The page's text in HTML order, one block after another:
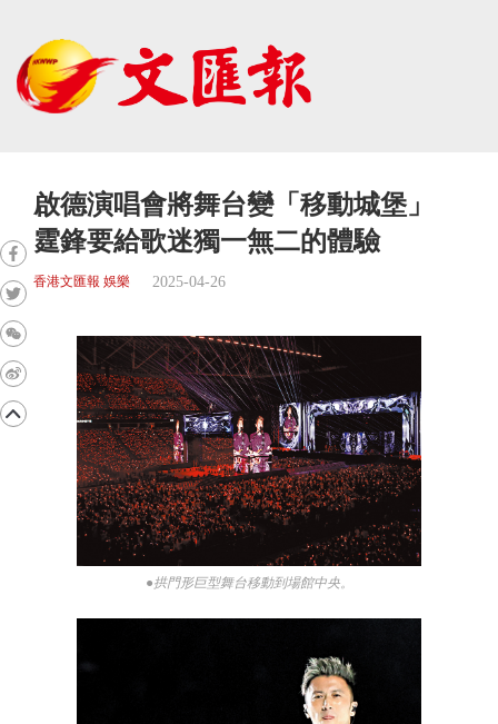
啟德演唱會將舞台變「移動城堡」
霆鋒要給歌迷獨一無二的體驗
香港文匯報 娛樂 2025-04-26
●拱門形巨型舞台移動到場館中央。